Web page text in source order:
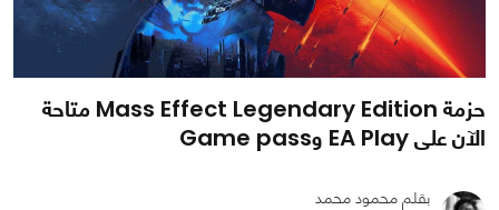
حزمة Mass Effect Legendary Edition متاحة
الآن على EA Play وGame pass
بقلم محمود محمد